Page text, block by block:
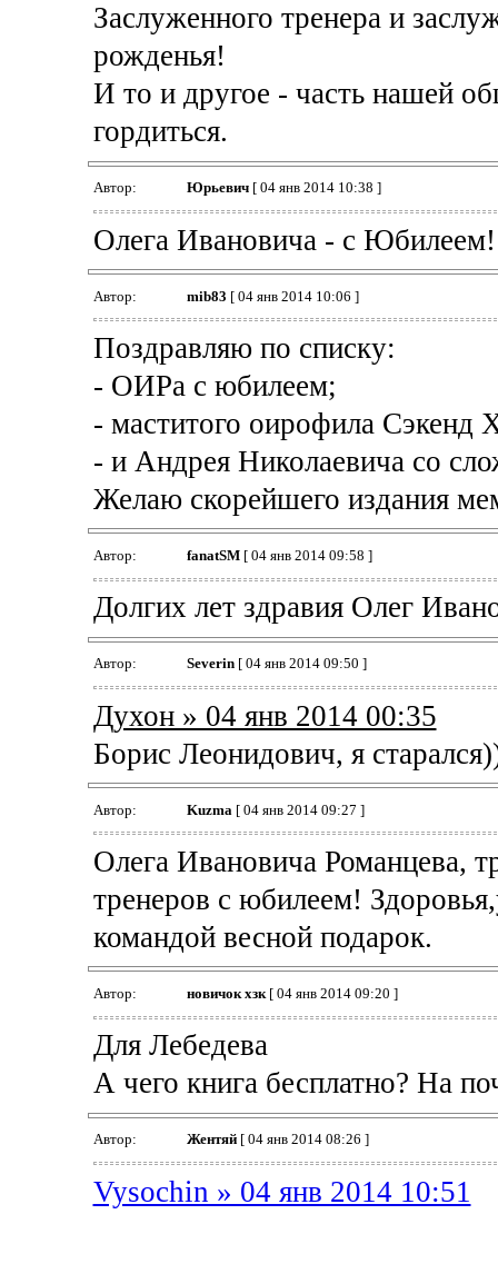
Заслуженного тренера и
рожденья!
И то и другое - часть нашей
гордиться.
Автор: Юрьевич[ 04 янв 2014 10:38 ]
Олега Ивановича - с
Автор: mib83 [ 04 янв 2014 10:06 ]
Поздравляю по списку:
- ОИРа с юбилеем;
- маститого оирофила
- и Андрея Николаевича со
Желаю скорейшего издания
Автор: fanatSM[ 04 янв 2014 09:58 ]
Долгих лет здравия Олег
Автор: Severin[ 04 янв 2014 09:50 ]
Духон » 04 янв 2014 00:35
Борис Леонидович, я
Автор: Kuzma [ 04 янв 2014 09:27 ]
Олега Ивановича Романцева,
тренеров с юбилеем!
командой весной подарок.
Автор: новичок хзк[ 04 янв 2014 09:20 ]
Для Лебедева
А чего книга бесплатно? На
Автор: Жентяй[ 04 янв 2014 08:26 ]
Vysochin » 04 янв 2014 10:51